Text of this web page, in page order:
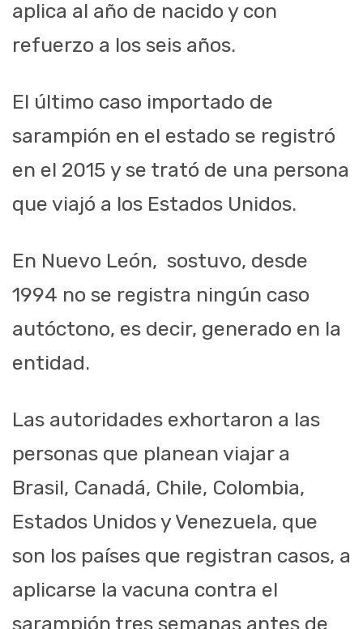
aplica al año de nacido y con
refuerzo a los seis años.
El último caso importado de
sarampión en el estado se registró
en el 2015 y se trató de una persona
que viajó a los Estados Unidos.
En Nuevo León, sostuvo, desde
1994 no se registra ningún caso
autóctono, es decir, generado en la
entidad.
Las autoridades exhortaron a las
personas que planean viajar a
Brasil, Canadá, Chile, Colombia,
Estados Unidos y Venezuela, que
son los países que registran casos, a
aplicarse la vacuna contra el
sarampión tres semanas antes de